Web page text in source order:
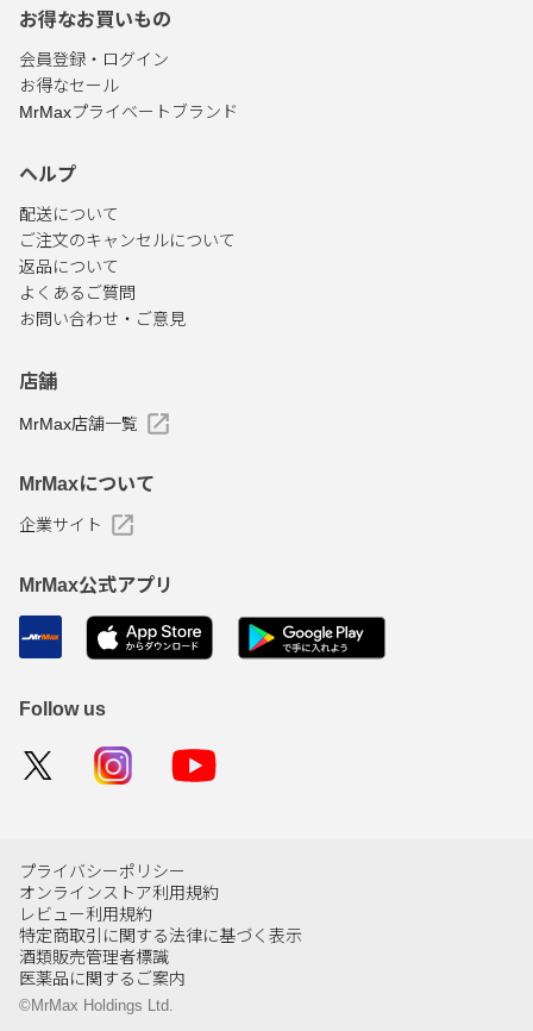
お得なお買いもの
会員登録・ログイン
お得なセール
MrMaxプライベートブランド
ヘルプ
配送について
ご注文のキャンセルについて
返品について
よくあるご質問
お問い合わせ・ご意見
店舗
MrMax店舗一覧
MrMaxについて
企業サイト
MrMax公式アプリ
Follow us
プライバシーポリシー
オンラインストア利用規約
レビュー利用規約
特定商取引に関する法律に基づく表示
酒類販売管理者標識
医薬品に関するご案内
©MrMax Holdings Ltd.